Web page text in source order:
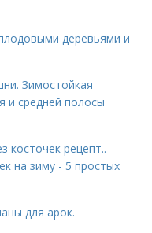
деревьями и
Зимостойкая
и средней полосы
косточек рецепт..
на зиму - 5 простых
для арок.